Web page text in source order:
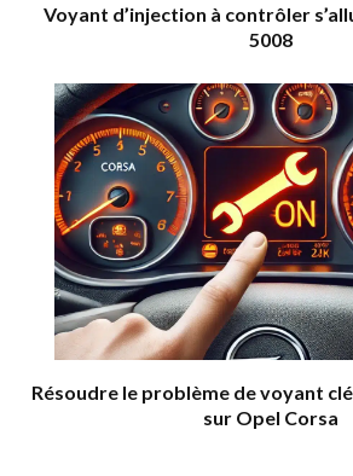
Voyant d’injection à contrôler
5008
Résoudre le problème de voyant
sur Opel Corsa